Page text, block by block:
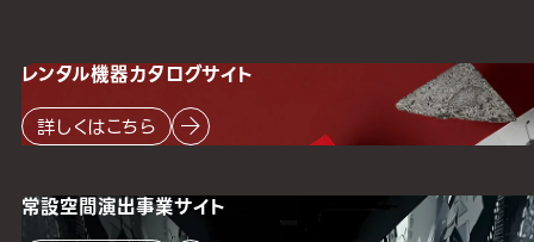
レンタル機器カタログサイト
詳しくはこちら
常設空間演出事業サイト